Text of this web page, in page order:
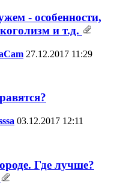
- особенности,
и т.д.
27.12.2017 11:29
03.12.2017 12:11
Где лучше?